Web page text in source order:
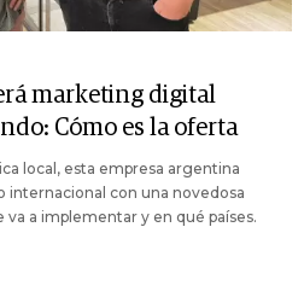
marketing digital
Cómo es la oferta
local, esta empresa argentina
internacional con una novedosa
a implementar y en qué países.